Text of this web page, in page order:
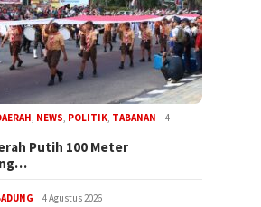
, NEWS, POLITIK, TABANAN
4
Putih 100 Meter
4 Agustus 2026